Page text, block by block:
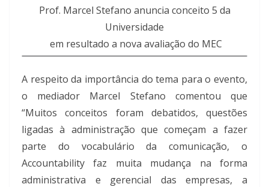
Prof. Marcel Stefano anuncia conceito 5 da
Universidade
em resultado a nova avaliação do MEC
A respeito da importância do tema para o evento,
o mediador Marcel Stefano comentou que
“Muitos conceitos foram debatidos, questões
ligadas à administração que começam a fazer
parte do vocabulário da comunicação, o
Accountability faz muita mudança na forma
administrativa e gerencial das empresas, a